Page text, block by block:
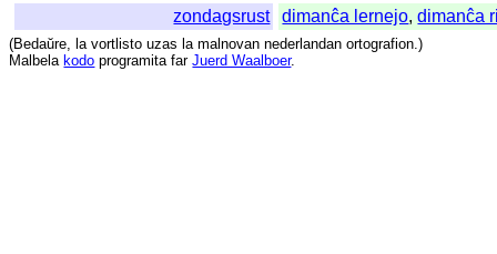
zondagsrust
dimanĉa lernejo,dimanĉa
(Bedaŭre, la vortlisto uzas la malnovan nederlandan ortografion.)
Malbela kodo programita far Juerd Waalboer.